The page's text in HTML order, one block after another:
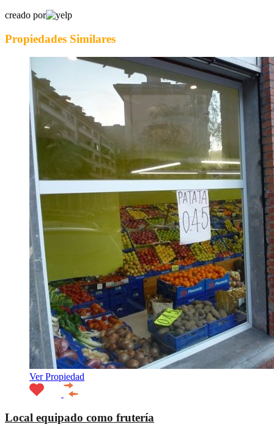
creado por
Propiedades Similares
Ver Propiedad
Local equipado como frutería